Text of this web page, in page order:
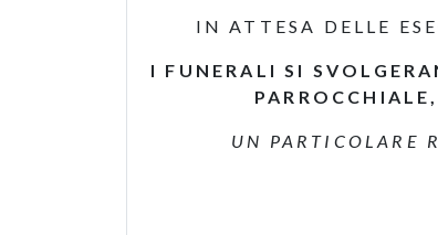
IN ATTESA DELLE
I FUNERALI SI
UN PARTICOLARE